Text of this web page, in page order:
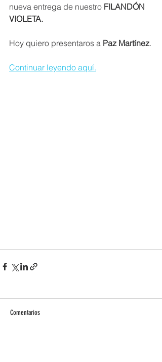
nueva entrega de nuestro FILANDÓN
VIOLETA.
Hoy quiero presentaros a Paz Martínez.
Continuar leyendo aquí.
Comentarios